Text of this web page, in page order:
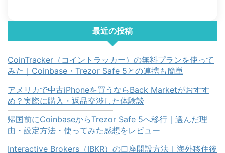
最近の投稿
CoinTracker（コイントラッカー）の無料プランを使って
みた｜Coinbase・Trezor Safe 5との連携も簡単
アメリカで中古iPhoneを買うならBack Marketがおすす
め？実際に購入・返品交渉した体験談
帰国前にCoinbaseからTrezor Safe 5へ移行｜選んだ理
由・設定方法・使ってみた感想をレビュー
Interactive Brokers（IBKR）の口座開設方法｜海外移住後